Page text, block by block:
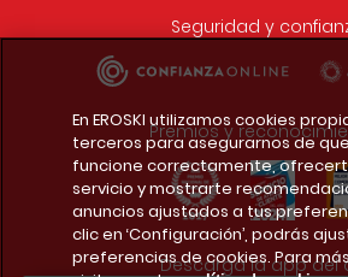
Seguridad y
Premios y
Descarga la app del
En EROSKI utilizamos cookies
terceros para asegurarnos de
funcione correctamente,
servicio y mostrarte
anuncios ajustados a tus
clic en ‘Configuración’, podrás
preferencias de cookies. Para